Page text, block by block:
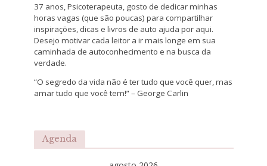
37 anos, Psicoterapeuta, gosto de dedicar minhas
horas vagas (que são poucas) para compartilhar
inspirações, dicas e livros de auto ajuda por aqui.
Desejo motivar cada leitor a ir mais longe em sua
caminhada de autoconhecimento e na busca da
verdade.
“O segredo da vida não é ter tudo que você quer, mas
amar tudo que você tem!” – George Carlin
Agenda